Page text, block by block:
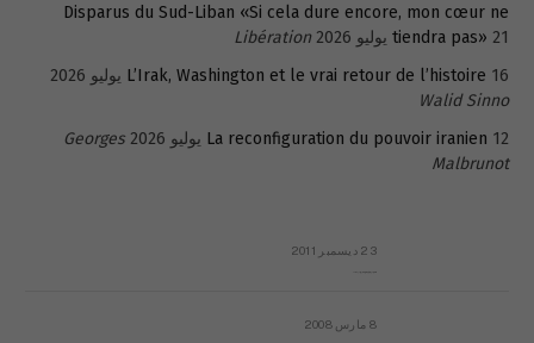
Disparus du Sud-Liban «Si cela dure encore, mon cœur ne
tiendra pas» 21 يوليو 2026
Libération
L’Irak, Washington et le vrai retour de l’histoire 16 يوليو 2026
Walid Sinno
La reconfiguration du pouvoir iranien 12 يوليو 2026
Georges
Malbrunot
23 ديسمبر 2011
8 مارس 2008